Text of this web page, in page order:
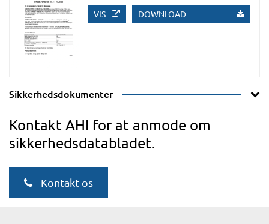
VIS DOWNLOAD
Sikkerhedsdokumenter
Kontakt AHI for at anmode om
sikkerhedsdatabladet.
Kontakt os